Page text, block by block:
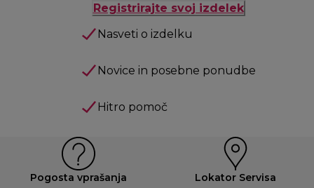
Registrirajte svoj izdelek
Nasveti o izdelku
Novice in posebne ponudbe
Hitro pomoč
Pogosta vprašanja Lokator Servisa